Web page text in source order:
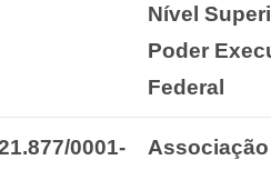
Nível
Poder
Federal
0001-
Associação